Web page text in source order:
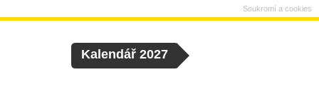
Kalendář 2027
Soukromí a cookies